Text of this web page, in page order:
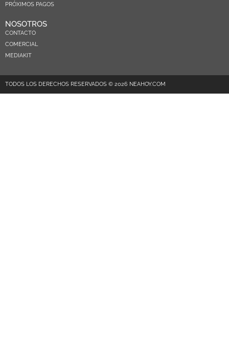
PRÓXIMOS PAGOS
NOSOTROS
CONTACTO
COMERCIAL
MEDIAKIT
TODOS LOS DERECHOS RESERVADOS © 2026 NEAHOY.COM